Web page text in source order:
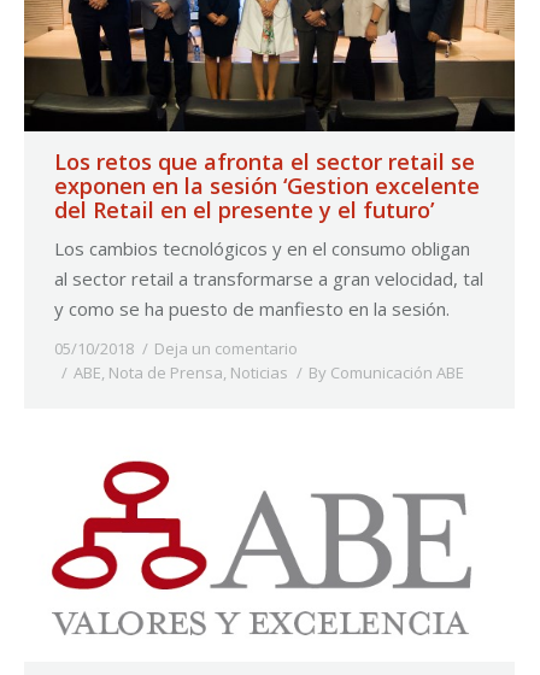
Los retos que afronta el sector retail se
exponen en la sesión ‘Gestion excelente
del Retail en el presente y el futuro’
Los cambios tecnológicos y en el consumo obligan
al sector retail a transformarse a gran velocidad, tal
y como se ha puesto de manfiesto en la sesión.
05/10/2018
Deja un comentario
ABE, Nota de Prensa, Noticias By Comunicación ABE